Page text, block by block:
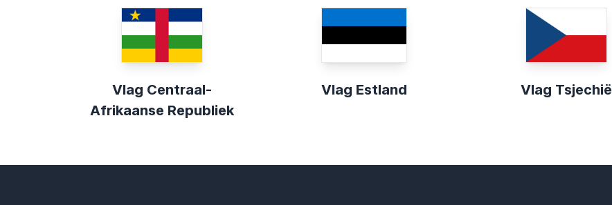
Vlag Centraal-
Afrikaanse Republiek
Vlag Estland Vlag Tsjechië